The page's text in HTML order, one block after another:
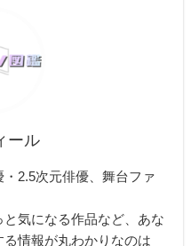
ール
・2.5次元俳優、舞台ファ
気になる作品など、あな
情報が丸わかりなのは